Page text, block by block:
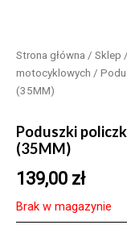
Strona główna / Sklep /
motocyklowych /
(35MM)
Poduszki
(35MM)
139,00 zł
Brak w magazynie